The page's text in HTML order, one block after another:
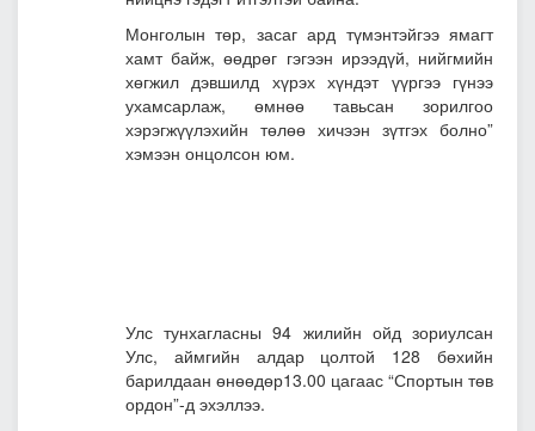
Монголын төр, засаг ард түмэнтэйгээ ямагт
хамт байж, өөдрөг гэгээн ирээдүй, нийгмийн
хөгжил дэвшилд хүрэх хүндэт үүргээ гүнээ
ухамсарлаж, өмнөө тавьсан зорилгоо
хэрэгжүүлэхийн төлөө хичээн зүтгэх болно”
хэмээн онцолсон юм.
Улс тунхагласны 94 жилийн ойд зориулсан
Улс, аймгийн алдар цолтой 128 бөхийн
барилдаан өнөөдөр13.00 цагаас “Спортын төв
ордон”-д эхэллээ.